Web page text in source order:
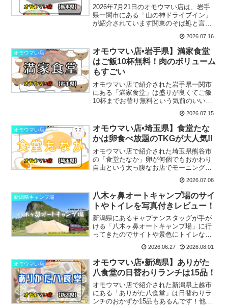
2026年7月21日のオモウマい店は、岩手
県一関市にある「山の神ドライブイン」
が紹介されています関東のそば処と言わ
お店場所やメニューに口コミもまとめて
チェックしていきましょ〜♪場所･詳細住
所〒322-...
2026.07.16
オモウマい店
オモウマい店•岩手県】満家食堂
はご飯10杯無料！肉のボリューム
もすごい
オモウマい店で紹介された岩手県一関市
にある「満家食堂」は盛りが良くてご飯
10杯までお替り無料という気前のいいお
2026.07.15
オモウマい店
オモウマい店•埼玉県】食堂たな
かは卵食べ放題のTKGが大人気!!
オモウマい店で紹介された埼玉県熊谷市
の「食堂たなか」卵が何個でもおかわり
自由という太っ腹なお店でモーニングの
2026.07.08
新潟県キャンプ場
八木ヶ鼻オートキャンプ場のサイ
トやトイレを写真付きレビュー！
新潟県にあるキャプテンスタッグが手が
ける「八木ヶ鼻オートキャンプ場」に行
ってきたのでサイトや景色にトイレなど
前の参考にしてみてね！
2026.06.27 2026.08.01
オモウマい店
オモウマい店•新潟県】ありがた
八食堂の日替わりランチは15品！
オモウマい店で紹介された新潟県上越市
にある「ありがた八食堂」は日替わりラ
ンチのおかずか15品もあるんです！他に